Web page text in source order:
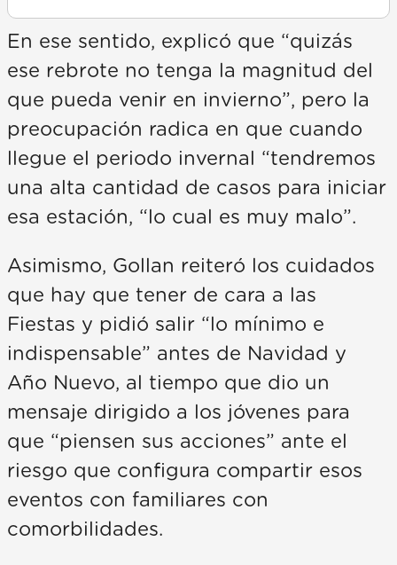
En ese sentido, explicó que “quizás
ese rebrote no tenga la magnitud del
que pueda venir en invierno”, pero la
preocupación radica en que cuando
llegue el periodo invernal “tendremos
una alta cantidad de casos para iniciar
esa estación, “lo cual es muy malo”.
Asimismo, Gollan reiteró los cuidados
que hay que tener de cara a las
Fiestas y pidió salir “lo mínimo e
indispensable” antes de Navidad y
Año Nuevo, al tiempo que dio un
mensaje dirigido a los jóvenes para
que “piensen sus acciones” ante el
riesgo que configura compartir esos
eventos con familiares con
comorbilidades.